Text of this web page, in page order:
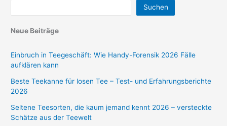
Suchen
Neue Beiträge
Einbruch in Teegeschäft: Wie Handy-Forensik 2026 Fälle
aufklären kann
Beste Teekanne für losen Tee – Test- und Erfahrungsberichte
2026
Seltene Teesorten, die kaum jemand kennt 2026 – versteckte
Schätze aus der Teewelt